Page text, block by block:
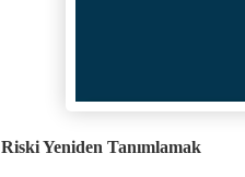
Riski Yeniden Tanımlamak